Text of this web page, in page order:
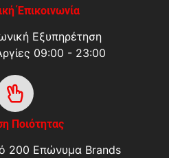
Έπικοινωνία
Εξυπηρέτηση
09:00 - 23:00
Ποιότητας
200 Επώνυμα Brands